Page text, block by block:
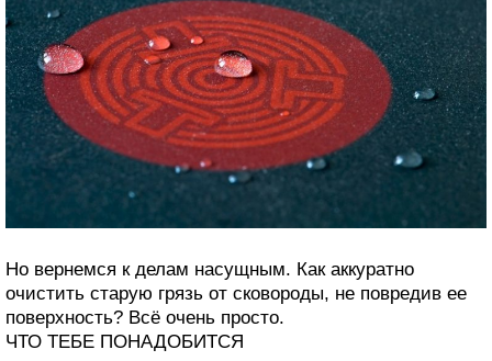
Но вернемся к делам насущным. Как аккуратно
очистить старую грязь от сковороды, не повредив ее
поверхность? Всё очень просто.
ЧТО ТЕБЕ ПОНАДОБИТСЯ